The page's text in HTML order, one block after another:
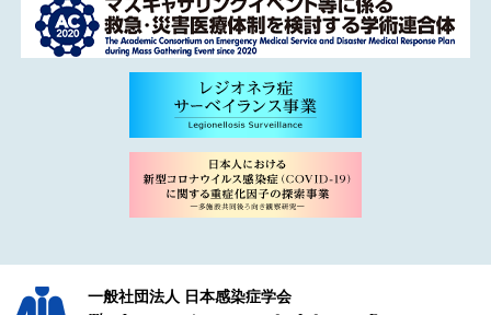
一般社団法人 日本感染症学会